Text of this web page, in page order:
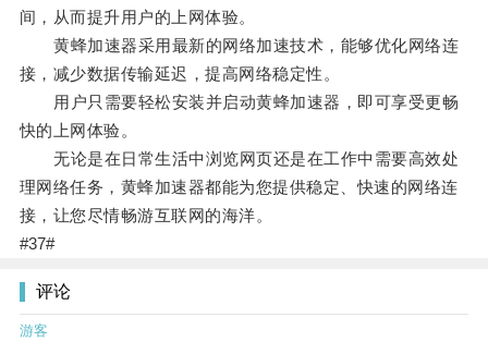
间，从而提升用户的上网体验。
黄蜂加速器采用最新的网络加速技术，能够优化网络连
接，减少数据传输延迟，提高网络稳定性。
用户只需要轻松安装并启动黄蜂加速器，即可享受更畅
快的上网体验。
无论是在日常生活中浏览网页还是在工作中需要高效处
理网络任务，黄蜂加速器都能为您提供稳定、快速的网络连
接，让您尽情畅游互联网的海洋。
#37#
评论
游客